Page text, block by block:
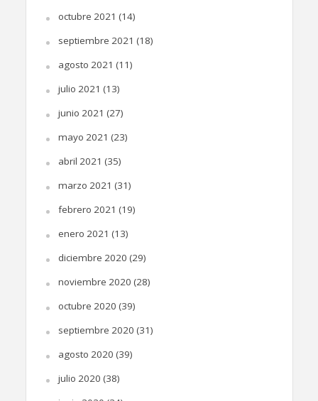
octubre 2021 (14)
septiembre 2021 (18)
agosto 2021 (11)
julio 2021 (13)
junio 2021 (27)
mayo 2021 (23)
abril 2021 (35)
marzo 2021 (31)
febrero 2021 (19)
enero 2021 (13)
diciembre 2020 (29)
noviembre 2020 (28)
octubre 2020 (39)
septiembre 2020 (31)
agosto 2020 (39)
julio 2020 (38)